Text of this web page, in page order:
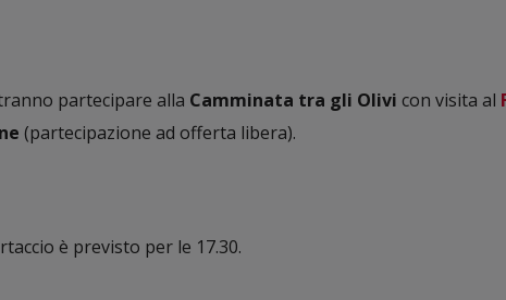
partecipare alla Camminata tra gli Olivi con visita al
(partecipazione ad offerta libera).
è previsto per le 17.30.